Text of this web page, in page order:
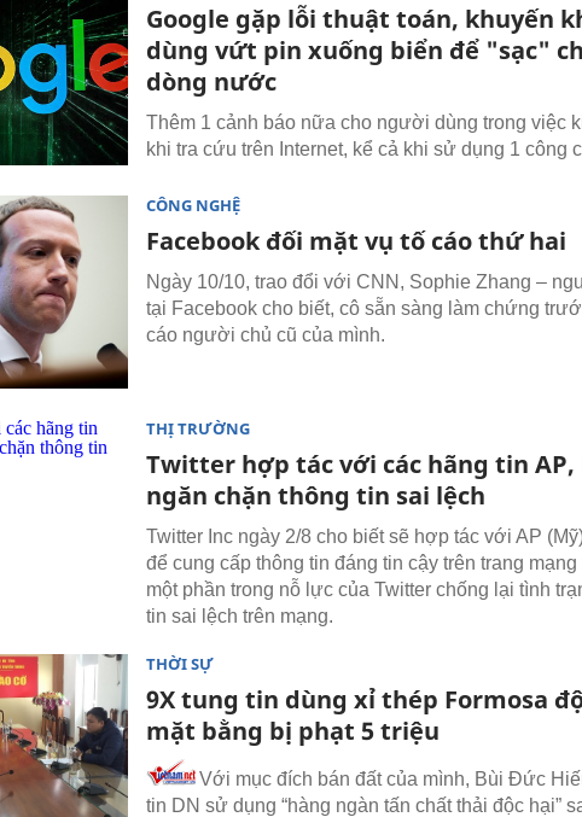
Google gặp lỗi thuật toán, khuyến
dùng vứt pin xuống biển để "sạc"
dòng nước
Thêm 1 cảnh báo nữa cho người dùng trong việc
khi tra cứu trên Internet, kể cả khi sử dụng 1 công
CÔNG NGHỆ
Facebook đối mặt vụ tố cáo thứ hai
Ngày 10/10, trao đổi với CNN, Sophie Zhang –
tại Facebook cho biết, cô sẵn sàng làm chứng
cáo người chủ cũ của mình.
THỊ TRƯỜNG
Twitter hợp tác với các hãng tin AP,
ngăn chặn thông tin sai lệch
Twitter Inc ngày 2/8 cho biết sẽ hợp tác với AP
để cung cấp thông tin đáng tin cậy trên trang
một phần trong nỗ lực của Twitter chống lại tình
tin sai lệch trên mạng.
THỜI SỰ
9X tung tin dùng xỉ thép Formosa
mặt bằng bị phạt 5 triệu
Với mục đích bán đất của mình, Bùi Đức
tin DN sử dụng “hàng ngàn tấn chất thải độc hại”